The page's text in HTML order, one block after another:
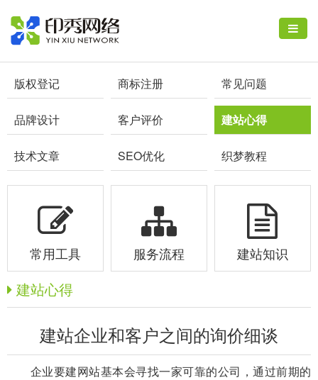
版权登记 商标注册 常见问题
品牌设计 客户评价 建站心得
技术文章 SEO优化 织梦教程
常用工具 服务流程 建站知识
建站心得
建站企业和客户之间的询价细谈
企业要建网站基本会寻找一家可靠的公司，通过前期的